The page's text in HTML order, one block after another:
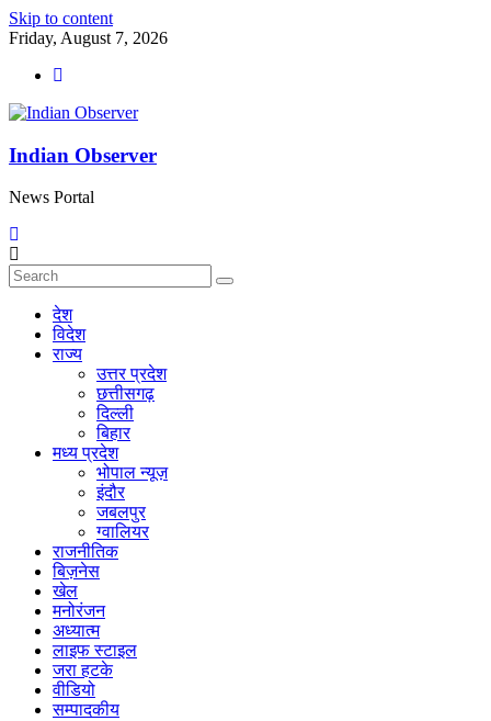
Skip to content
Friday, August 7, 2026
Indian Observer
News Portal
देश
विदेश
राज्य
उत्तर प्रदेश
छत्तीसगढ़
दिल्ली
बिहार
मध्य प्रदेश
भोपाल न्यूज़
इंदौर
जबलपुर
ग्वालियर
राजनीतिक
बिज़नेस
खेल
मनोरंजन
अध्यात्म
लाइफ स्टाइल
जरा हटके
वीडियो
सम्पादकीय